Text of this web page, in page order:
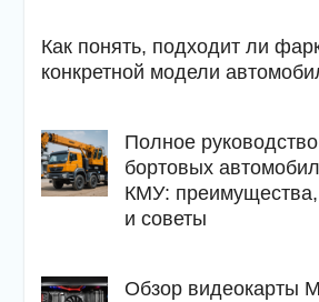
Как понять, подходит ли
конкретной модели
Полное
бортовых
КМУ: преимущества,
и советы
Обзор видеокарты